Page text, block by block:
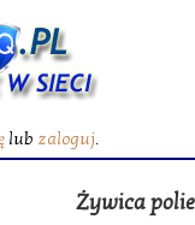
lub zaloguj.
Żywica